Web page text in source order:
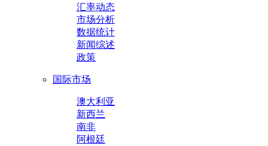
汇率动态
市场分析
数据统计
新闻综述
政策
国际市场
澳大利亚
新西兰
南非
阿根廷